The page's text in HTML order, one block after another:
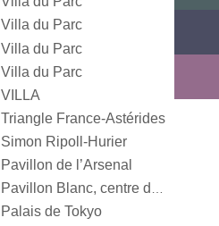
Villa du Parc
Villa du Parc
Villa du Parc
VILLA
Triangle France-Astérides
Simon Ripoll-Hurier
Pavillon de l’Arsenal
Pavillon Blanc, centre d’art contemporain de la Ville de Colomiers
Palais de Tokyo